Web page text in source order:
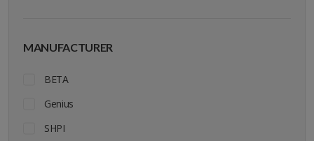
MANUFACTURER
BETA
Genius
SHPI